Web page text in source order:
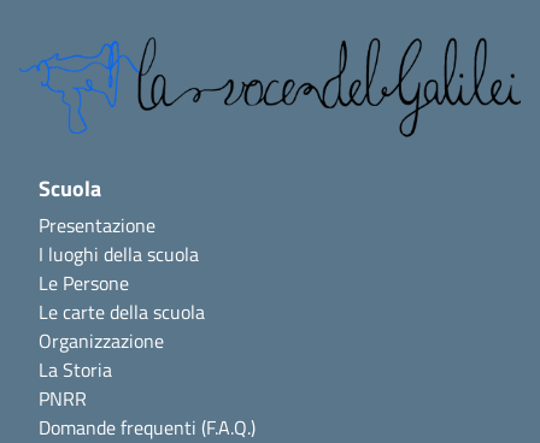
Scuola
Presentazione
I luoghi della scuola
Le Persone
Le carte della scuola
Organizzazione
La Storia
PNRR
Domande frequenti (F.A.Q.)